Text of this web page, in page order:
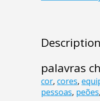
Description
palavras
cor, cores,
pessoas, peões,